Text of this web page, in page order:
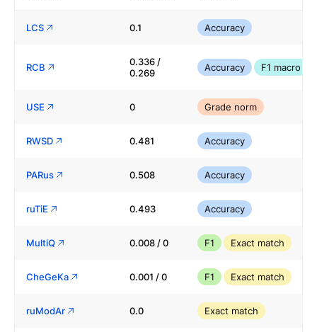
LCS 0.1 Accuracy
RCB
0.336 /
0.269
Accuracy F1 macro
USE 0 Grade norm
RWSD 0.481 Accuracy
PARus 0.508 Accuracy
ruTiE 0.493 Accuracy
MultiQ 0.008 / 0 F1 Exact match
CheGeKa 0.001 / 0 F1 Exact match
ruModAr 0.0 Exact match